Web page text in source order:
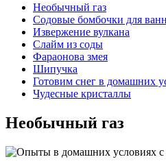
Необычный газ
Содовые бомбочки для ванн
Извержение вулкана
Слайм из соды
Фараонова змея
Шипучка
Готовим снег в домашних
Чудесные кристаллы
Необычный газ